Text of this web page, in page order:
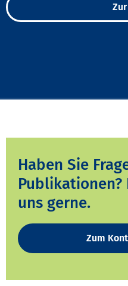
Haben Sie
uns gerne.
Zum